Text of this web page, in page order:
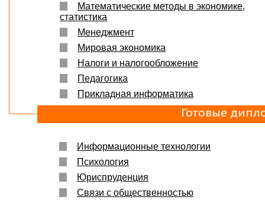
Математические методы в экономике,
статистика
Менеджмент
Мировая экономика
Налоги и налогообложение
Педагогика
Прикладная информатика
Готовые
Информационные технологии
Психология
Юриспруденция
Связи с общественностью